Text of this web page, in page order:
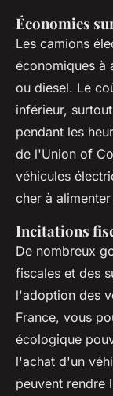
Économies
Les camions
économiques à
ou diesel. Le
inférieur,
pendant les
de l'Union of
véhicules
cher à
Incitations
De nombreux
fiscales et des
l'adoption des
France, vous
écologique
l'achat d'un
peuvent rendre